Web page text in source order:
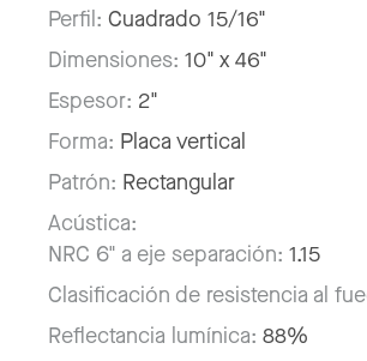
Perfil: Cuadrado 15/16"
Dimensiones: 10" x 46"
Espesor: 2"
Forma: Placa vertical
Patrón: Rectangular
Acústica:
NRC 6" a eje separación: 1.15
Clasificación de resistencia al
Reflectancia lumínica: 88%